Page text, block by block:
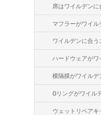
席はワイルデンに
マフラーがワイル
ワイルデンに合う
ハードウェアがワ
横隔膜がワイルデ
Oリングがワイル
ウェットリペアキ